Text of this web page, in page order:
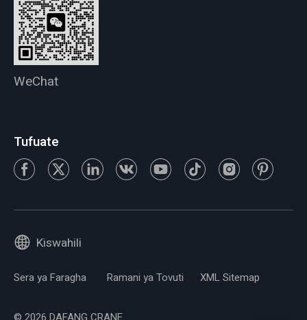
WeChat
Tufuate
Kiswahili
Sera ya Faragha Ramani ya Tovuti XML Sitemap